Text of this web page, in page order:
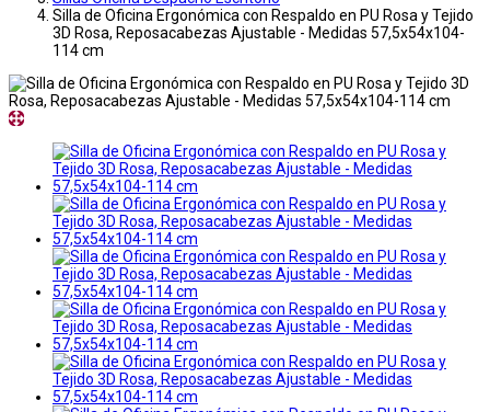
Silla de Oficina Ergonómica con Respaldo en PU Rosa y Tejido
3D Rosa, Reposacabezas Ajustable - Medidas 57,5x54x104-
114 cm